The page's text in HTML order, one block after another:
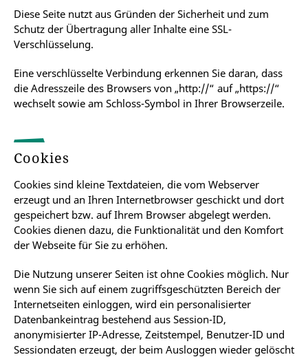
Diese Seite nutzt aus Gründen der Sicherheit und zum
Schutz der Übertragung aller Inhalte eine SSL-
Verschlüsselung.
Eine verschlüsselte Verbindung erkennen Sie daran, dass
die Adresszeile des Browsers von „http://“ auf „https://“
wechselt sowie am Schloss-Symbol in Ihrer Browserzeile.
Cookies
Cookies sind kleine Textdateien, die vom Webserver
erzeugt und an Ihren Internetbrowser geschickt und dort
gespeichert bzw. auf Ihrem Browser abgelegt werden.
Cookies dienen dazu, die Funktionalität und den Komfort
der Webseite für Sie zu erhöhen.
Die Nutzung unserer Seiten ist ohne Cookies möglich. Nur
wenn Sie sich auf einem zugriffsgeschützten Bereich der
Internetseiten einloggen, wird ein personalisierter
Datenbankeintrag bestehend aus Session-ID,
anonymisierter IP-Adresse, Zeitstempel, Benutzer-ID und
Sessiondaten erzeugt, der beim Ausloggen wieder gelöscht